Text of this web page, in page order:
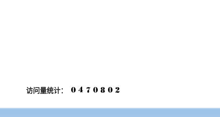
访问量统计：